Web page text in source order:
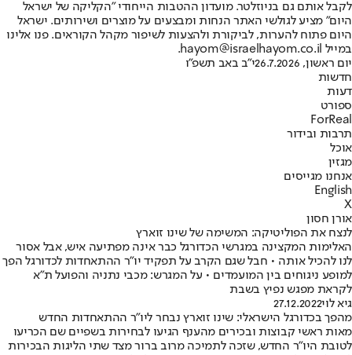
לקבל אותם גם בניוזלטר. מועדון ההטבות הייחודי "הקליקה של ישראל
היום" מציע לגולשי האתר הנחות ומבצעים על מוצרים ושירותים. ישראל
היום פתוח להערות, לביקורת ולהצעות לשיפור מקהל הקוראים. פנו אלינו
במייל hayom@israelhayom.co.il.
יום ראשון, 26.7.2026
י"ב באב תשפ"ו
חדשות
דעות
ספורט
ForReal
תרבות ובידור
אוכל
מגזין
אנחנו מגייסים
English
X
אורן חסון
לנצח את הפוליטיקה: המשימה של שינו זוארץ
האלימות המקצינה במגרשי הכדורגל כבר אינה מפתיעה איש, אבל אסור
לנו להכיל אותה • חבל שגם הקרב על תפקיד יו"ר ההתאחדות לכדורגל הפך
למופע ניגוחים בין המועמדים • על המגרש: מכבי נתניה והפועל ת"א
לקראת מפגש נפיץ בשבת
גיא לוי27.12.2022
מהפך בכדורגל הישראלי: שינו זוארץ נבחר ליו"ר ההתאחדות החדש
מאות ראשי קבוצות ובכירים מהענף הגיעו לבחירות בשפיים שם הכריעו
לטובת היו"ר החדש, שזכה לתמיכה מרוב ברור מצד שתי הליגות הבכירות